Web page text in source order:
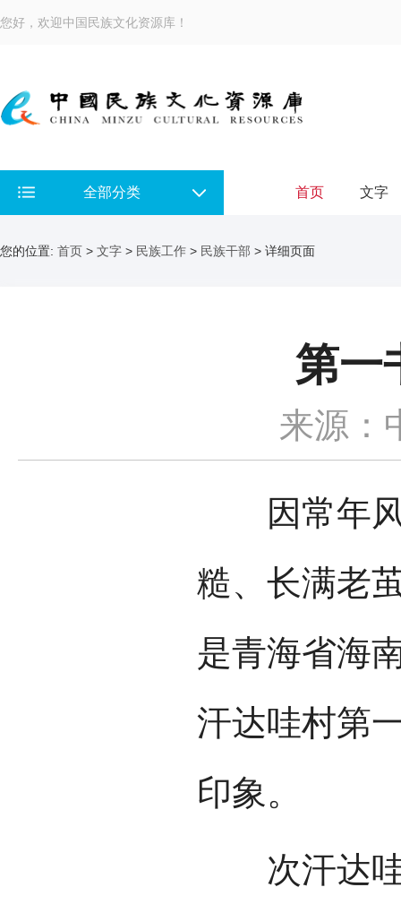
您好，欢迎中国民族文化资源库！
全部分类 首页 文字
您的位置: 首页 > 文字 > 民族工作 > 民族干部 > 详细页面
第一
来源：
因常年风
糙、长满老
是青海省海
汗达哇村第
印象。
次汗达哇